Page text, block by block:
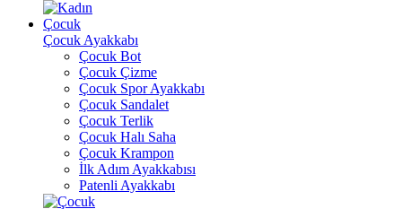
Çocuk
Çocuk Ayakkabı
Çocuk Bot
Çocuk Çizme
Çocuk Spor Ayakkabı
Çocuk Sandalet
Çocuk Terlik
Çocuk Halı Saha
Çocuk Krampon
İlk Adım Ayakkabısı
Patenli Ayakkabı